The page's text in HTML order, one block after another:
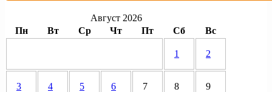
Август 2026
Пн
Вт Ср Чт Пт Сб Вс
1 2
3 4 5 6 7 8 9